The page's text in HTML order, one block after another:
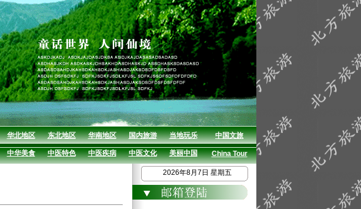
华北地区 东北地区 华南地区 国内旅游 当地玩乐 中国文旅
中华美食 中医特色 中医疾病 中医文化 美丽中国
China Tour
2026年8月7日 星期五